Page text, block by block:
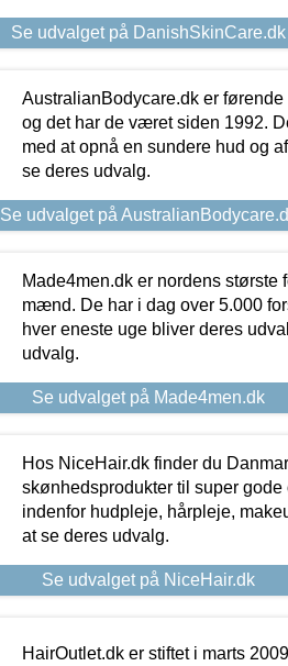
Se udvalget på DanishSkinCare.dk
AustralianBodycare.dk er
og det har de været siden 1992.
med at opnå en sundere hud og
se deres udvalg.
Se udvalget på
Made4men.dk er nordens største
mænd. De har i dag over 5.000
hver eneste uge bliver deres
udvalg.
Se udvalget på Made4men.dk
Hos NiceHair.dk finder du
skønhedsprodukter til super
indenfor hudpleje, hårpleje,
at se deres udvalg.
Se udvalget på NiceHair.dk
HairOutlet.dk er stiftet i marts